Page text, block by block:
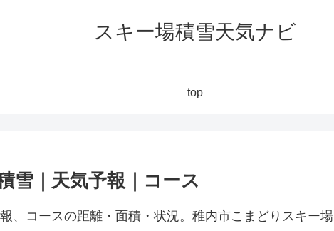
スキー場積雪天気ナビ
top
雪｜天気予報｜コース
、コースの距離・面積・状況。稚内市こまどりスキー場